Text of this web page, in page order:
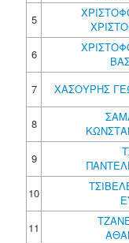
5
6
7
ΧΑΣΟΥΡΗΣ
8
9
10
11